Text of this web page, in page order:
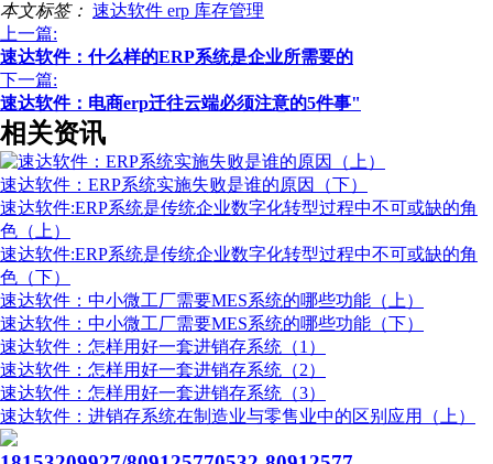
本文标签： 速达软件 erp 库存管理
上一篇:
速达软件：什么样的ERP系统是企业所需要的
下一篇:
速达软件：电商erp迁往云端必须注意的5件事"
相关资讯
速达软件：ERP系统实施失败是谁的原因（下）
速达软件:ERP系统是传统企业数字化转型过程中不可或缺的角
色（上）
速达软件:ERP系统是传统企业数字化转型过程中不可或缺的角
色（下）
速达软件：中小微工厂需要MES系统的哪些功能（上）
速达软件：中小微工厂需要MES系统的哪些功能（下）
速达软件：怎样用好一套进销存系统（1）
速达软件：怎样用好一套进销存系统（2）
速达软件：怎样用好一套进销存系统（3）
速达软件：进销存系统在制造业与零售业中的区别应用（上）